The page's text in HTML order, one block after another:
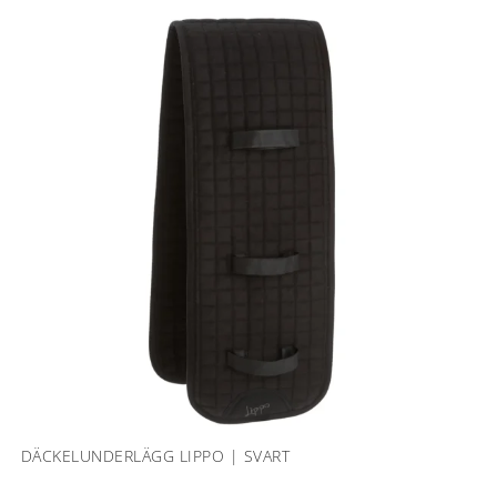
DÄCKELUNDERLÄGG LIPPO | SVART